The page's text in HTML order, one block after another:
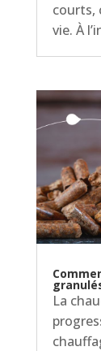
courts,
vie. À
La